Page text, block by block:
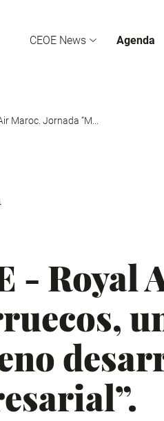
CEOE News Agenda
Maroc. Jornada “M...
- Royal